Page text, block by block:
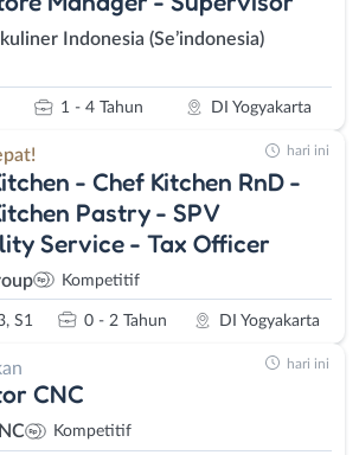
Indonesia (Se’indonesia)
1 - 4 Tahun DI Yogyakarta
- Chef Kitchen RnD -
Pastry - SPV
Service - Tax Officer
Kompetitif
S1 0 - 2 Tahun DI Yogyakarta
hari ini
CNC
Kompetitif
hari ini